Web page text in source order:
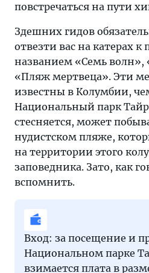
повстречаться на пути
Здешних гидов
отвезти вас на катерах
названием «Семь волн»,
«Пляж мертвеца». Эти
известны в Колумбии,
Национальный парк
стесняется, может
нудистском пляже,
на территории этого
заповедника. Зато, как
вспомнить.
Вход: за посещение и
Национальном парке
взимается плата в